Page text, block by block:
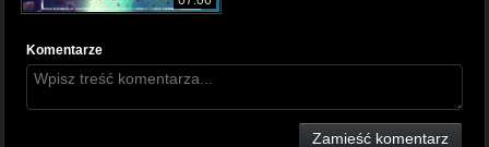
Komentarze
Zamieść komentarz